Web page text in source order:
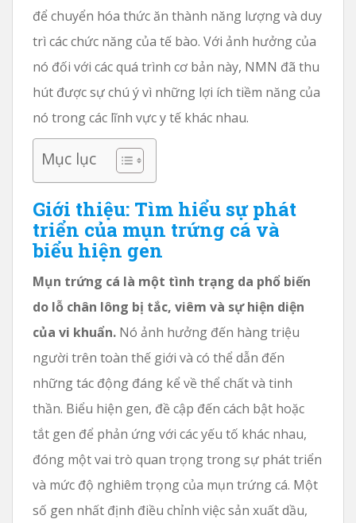
để chuyển hóa thức ăn thành năng lượng và duy
trì các chức năng của tế bào. Với ảnh hưởng của
nó đối với các quá trình cơ bản này, NMN đã thu
hút được sự chú ý vì những lợi ích tiềm năng của
nó trong các lĩnh vực y tế khác nhau.
Mục lục
Giới thiệu: Tìm hiểu sự phát
triển của mụn trứng cá và
biểu hiện gen
Mụn trứng cá là một tình trạng da phổ biến
do lỗ chân lông bị tắc, viêm và sự hiện diện
của vi khuẩn. Nó ảnh hưởng đến hàng triệu
người trên toàn thế giới và có thể dẫn đến
những tác động đáng kể về thể chất và tinh
thần. Biểu hiện gen, đề cập đến cách bật hoặc
tắt gen để phản ứng với các yếu tố khác nhau,
đóng một vai trò quan trọng trong sự phát triển
và mức độ nghiêm trọng của mụn trứng cá. Một
số gen nhất định điều chỉnh việc sản xuất dầu,